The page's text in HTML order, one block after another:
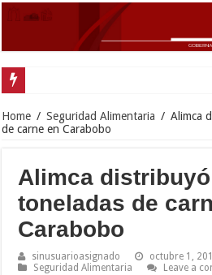
Home / Seguridad Alimentaria / Alimca
de carne en Carabobo
Alimca
toneladas de
Carabobo
sinusuarioasignado
octubre 1,
Seguridad Alimentaria
Leave a